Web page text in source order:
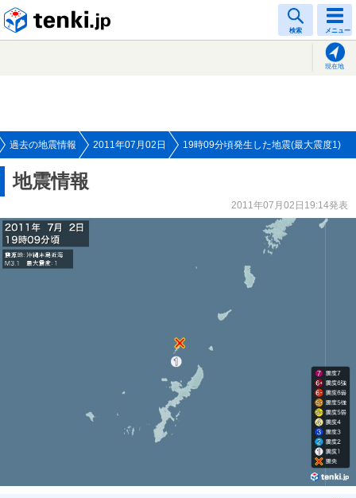
検索 メニュー
現在地
過去の地震情報 2011年07月02日 19時09分頃発生した地震(最大震度1)
地震情報
2011年07月02日19:14発表